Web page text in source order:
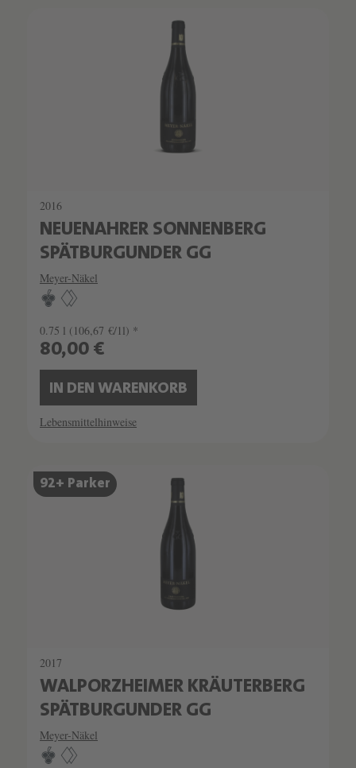
2016
NEUENAHRER SONNENBERG
SPÄTBURGUNDER GG
Meyer-Näkel
0.75 l (106,67 €/1l) *
80,00 €
IN DEN WARENKORB
Lebensmittelhinweise
SCHATZKAMMER
SEHR LIMITIERT
92+ Parker
2017
WALPORZHEIMER KRÄUTERBERG
SPÄTBURGUNDER GG
Meyer-Näkel